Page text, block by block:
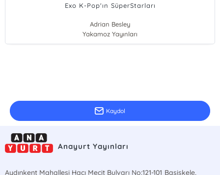
Exo K-Pop'ın SüperStarları
Adrian Besley
Yakamoz Yayınları
Kaydol
Anayurt Yayınları
Aydınkent Mahallesi Hacı Mecit Bulvarı No:121-101 Başiskele,